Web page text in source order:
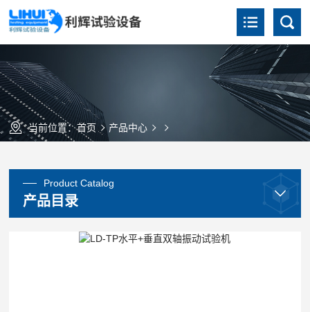
当前位置：首页 产品中心
Product Catalog
产品目录